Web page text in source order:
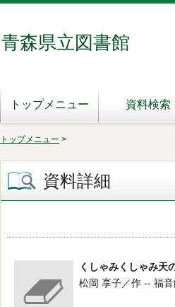
青森県立図書館
トップメニュー 資料検索
トップメニュー >
資料詳細
くしゃみくしゃみ天
松岡 享子／作 -- 福